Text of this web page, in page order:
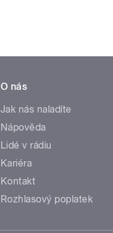
O nás
Jak nás naladíte
Nápověda
Lidé v rádiu
Kariéra
Kontakt
Rozhlasový poplatek